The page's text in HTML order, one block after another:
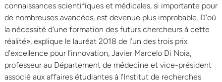
connaissances scientifiques et médicales, si importante pour
de nombreuses avancées, est devenue plus improbable. D’où
la nécessité d’une formation des futurs chercheurs à cette
réalité», explique le lauréat 2018 de l’un des trois prix
d’excellence pour l’innovation, Javier Marcelo Di Noia,
professeur au Département de médecine et vice-président
associé aux affaires étudiantes à l’Institut de recherches